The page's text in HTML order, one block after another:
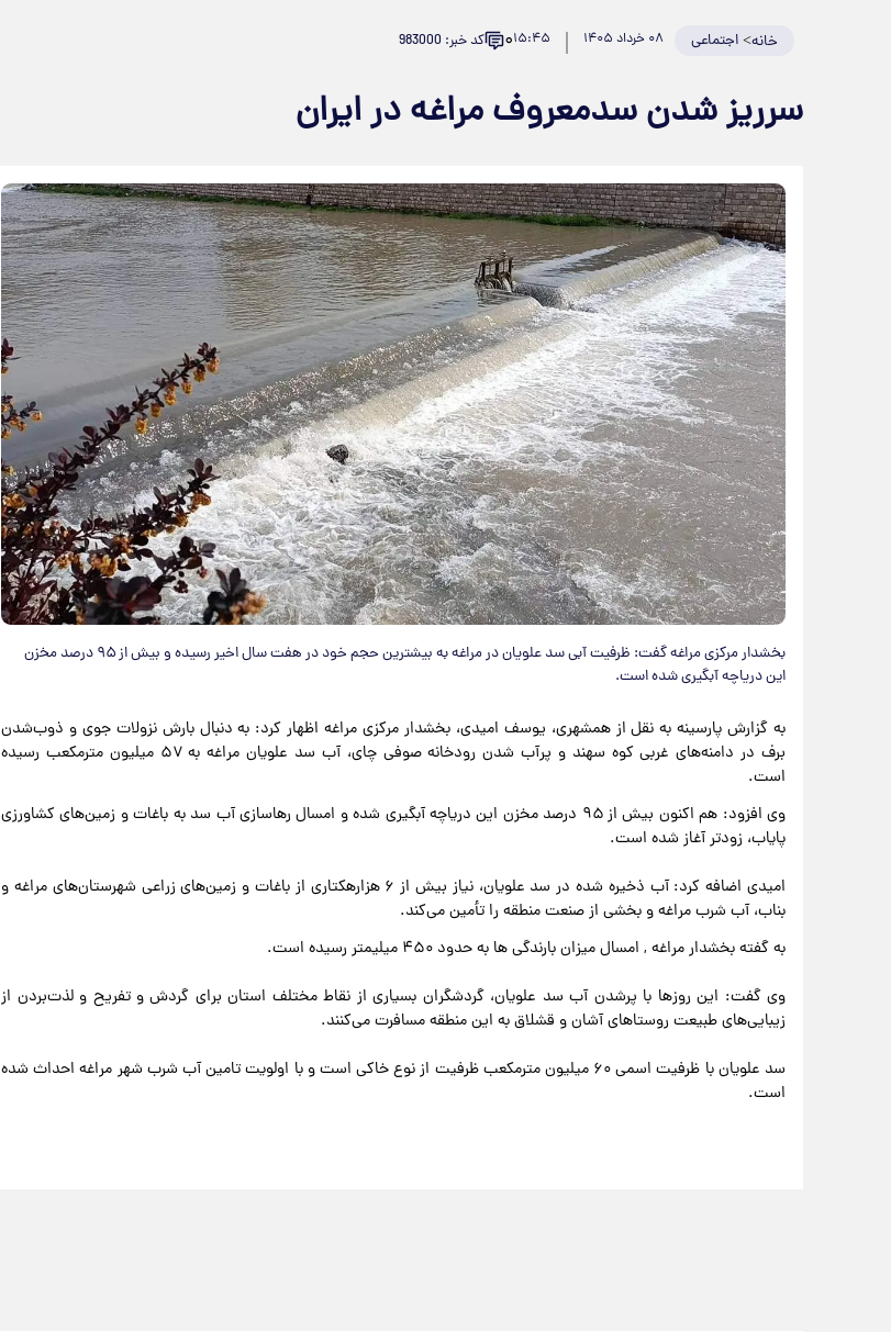
خانه>اجتماعی ۰۸ خرداد ۱۴۰۵ ۱۵:۴۵۰ کد خبر: 983000
سرریز شدن سدمعروف مراغه در ایران
بخشدار مرکزی مراغه گفت: ظرفیت آبی سد علویان در مراغه به بیشترین حجم خود در هفت سال‌ اخیر رسیده و بیش از ۹۵ درصد مخزن
این دریاچه آبگیری شده است.
به گزارش پارسینه به نقل از همشهری، یوسف امیدی، بخشدار مرکزی مراغه اظهار کرد: به دنبال بارش نزولات جوی و ذوب‌شدن
برف در دامنه‌های غربی کوه سهند و پرآب شدن رودخانه صوفی چای، آب سد علویان مراغه به ۵۷ میلیون مترمکعب رسیده
است.
وی افزود: هم اکنون بیش از ۹۵ درصد مخزن این دریاچه آبگیری شده و امسال رهاسازی آب سد به باغات و زمین‌های کشاورزی
پایاب، زودتر آغاز شده است.
امیدی اضافه کرد: آب ذخیره شده در سد علویان، نیاز بیش از ۶ هزارهکتاری از باغات و زمین‌های زراعی شهرستان‌های مراغه و
بناب، آب شرب مراغه و بخشی از صنعت منطقه را تأمین می‌کند.
به گفته بخشدار مراغه , امسال میزان بارندگی ها به حدود ۴۵۰ میلیمتر رسیده است.
وی گفت: این روزها با پرشدن آب سد علویان، گردشگران بسیاری از نقاط مختلف استان برای گردش و تفریح و لذت‌بردن از
زیبایی‌های طبیعت روستاهای آشان و قشلاق به این منطقه مسافرت می‌کنند.
سد علویان با ظرفیت اسمی ۶۰ میلیون مترمکعب ظرفیت از نوع خاکی است و با اولویت تامین آب شرب شهر مراغه احداث شده
است.